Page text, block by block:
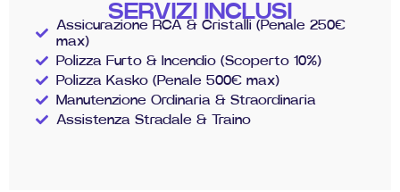
SERVIZI INCLUSI
Assicurazione RCA & Cristalli (Penale 250€
max)
Polizza Furto & Incendio (Scoperto 10%)
Polizza Kasko (Penale 500€ max)
Manutenzione Ordinaria & Straordinaria
Assistenza Stradale & Traino